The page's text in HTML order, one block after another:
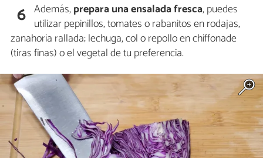
6 Además,prepara una ensalada fresca, puedes
utilizar pepinillos, tomates o rabanitos en rodajas,
zanahoria rallada; lechuga, col o repollo en chiffonade
(tiras finas) o el vegetal de tu preferencia.